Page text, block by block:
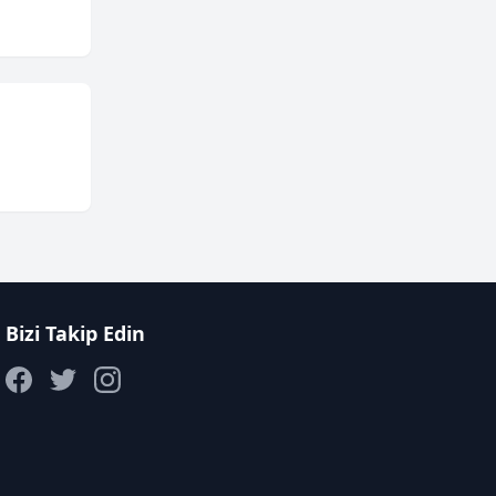
Bizi Takip Edin